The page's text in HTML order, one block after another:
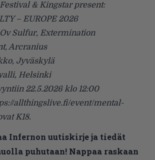
& Kingstar present:
– EUROPE 2026
Sulfur, Extermination
Arcranius
Jyväskylä
Helsinki
22.5.2026 klo 12:00
allthingslive.fi/event/mental-
K18.
Infernon uutiskirje ja tiedät
puhutaan! Nappaa raskaan